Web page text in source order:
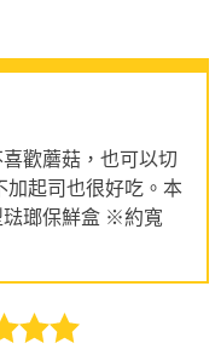
歡蘑菇，也可以切
加起司也很好吃。本
琺瑯保鮮盒 ※約寬